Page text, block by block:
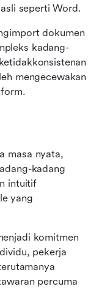
seperti Word.
dokumen
kadang-
mengecewakan
masa nyata,
kadang
intuitif
yang
komitmen
pekerja
percuma